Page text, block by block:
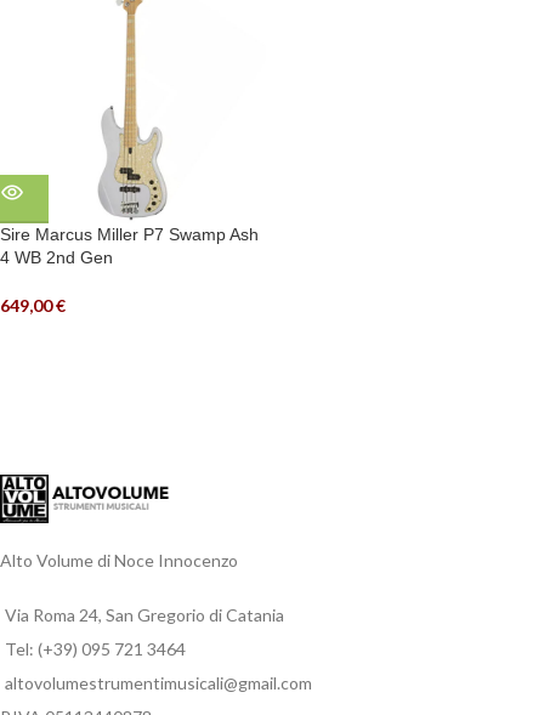
Sire Marcus Miller P7 Swamp Ash
4 WB 2nd Gen
649,00€
Alto Volume di Noce Innocenzo
Via Roma 24, San Gregorio di Catania
Tel: (+39) 095 721 3464
altovolumestrumentimusicali@gmail.com